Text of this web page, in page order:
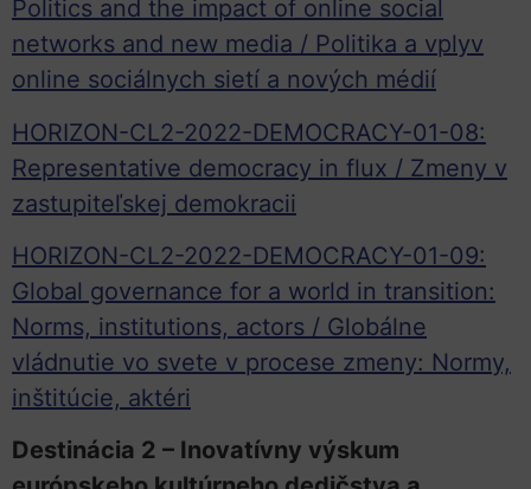
Politics and the impact of online social
networks and new media / Politika a vplyv
online sociálnych sietí a nových médií
HORIZON-CL2-2022-DEMOCRACY-01-08:
Representative democracy in flux / Zmeny v
zastupiteľskej demokracii
HORIZON-CL2-2022-DEMOCRACY-01-09:
Global governance for a world in transition:
Norms, institutions, actors / Globálne
vládnutie vo svete v procese zmeny: Normy,
inštitúcie, aktéri
Destinácia 2 – Inovatívny výskum